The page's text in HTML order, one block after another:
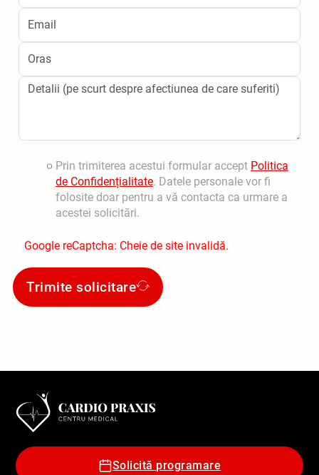
Prin trimiterea acestui formular accept Politica
de Confidențialitate. Datele personale vor fi
folosite doar pentru a vă contacta ca urmare a
acestei solicitări.
Google reCaptcha: Cheie de site invalidă.
Trimite solicitare
Solicită programare